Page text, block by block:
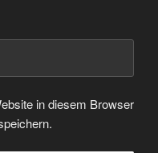
in diesem Browser